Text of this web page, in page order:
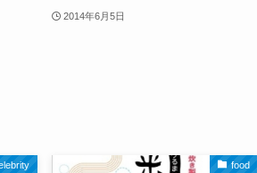
2014年6月5日
food